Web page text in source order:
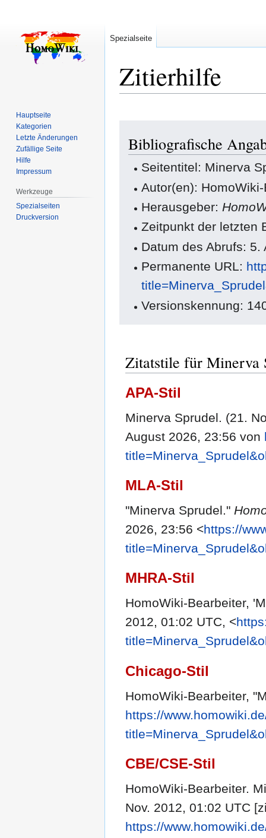
Zitierhilfe
Navigation
springen
Suche
springen
Bibliografische
Seitentitel: Minerva
Autor(en):
Herausgeber:
Zeitpunkt der letzten
Datum des Abrufs:
Permanente URL:
Versionskennung:
Zitatstile für Minerva
APA-Stil
Minerva Sprudel. (21.
August 2026, 23:56 von
MLA-Stil
"Minerva Sprudel."
2026, 23:56 <https://
MHRA-Stil
HomoWiki-Bearbeiter,
2012, 01:02 UTC, <
Chicago-Stil
HomoWiki-Bearbeiter,
https://
CBE/CSE-Stil
HomoWiki-Bearbeiter.
Nov. 2012, 01:02 UTC
https://
Spezialseite
Hauptseite
Kategorien
Letzte Änderungen
Zufällige Seite
Hilfe
Impressum
Werkzeuge
Spezialseiten
Druckversion